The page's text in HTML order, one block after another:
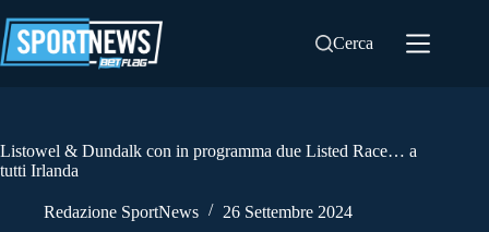
al
contenuto
Cerca
Listowel & Dundalk con in programma due Listed Race… a
tutti Irlanda
Redazione SportNews 26 Settembre 2024